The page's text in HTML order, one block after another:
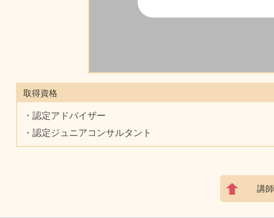
取得資格
・認定アドバイザー
・認定ジュニアコンサルタント
講